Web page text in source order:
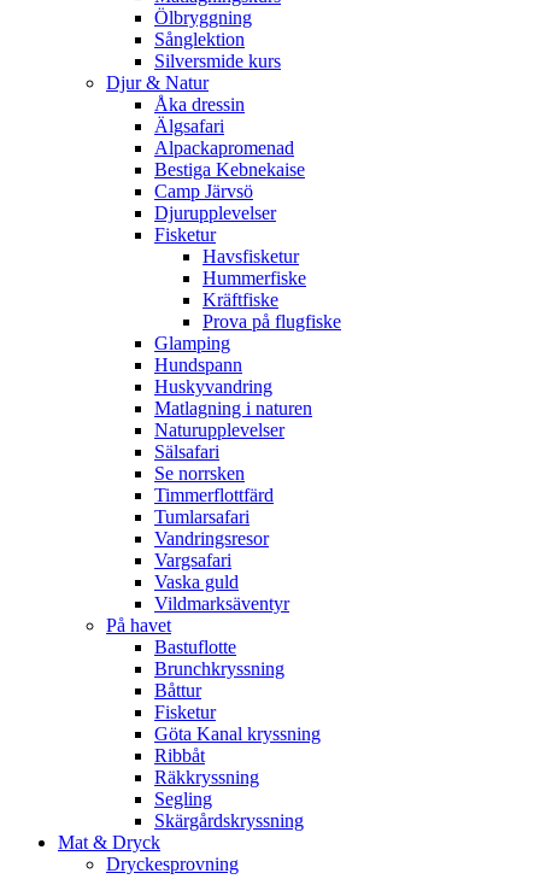
Ölbryggning
Sånglektion
Silversmide kurs
Djur & Natur
Åka dressin
Älgsafari
Alpackapromenad
Bestiga Kebnekaise
Camp Järvsö
Djurupplevelser
Fisketur
Havsfisketur
Hummerfiske
Kräftfiske
Prova på flugfiske
Glamping
Hundspann
Huskyvandring
Matlagning i naturen
Naturupplevelser
Sälsafari
Se norrsken
Timmerflottfärd
Tumlarsafari
Vandringsresor
Vargsafari
Vaska guld
Vildmarksäventyr
På havet
Bastuflotte
Brunchkryssning
Båttur
Fisketur
Göta Kanal kryssning
Ribbåt
Räkkryssning
Segling
Skärgårdskryssning
Mat & Dryck
Dryckesprovning